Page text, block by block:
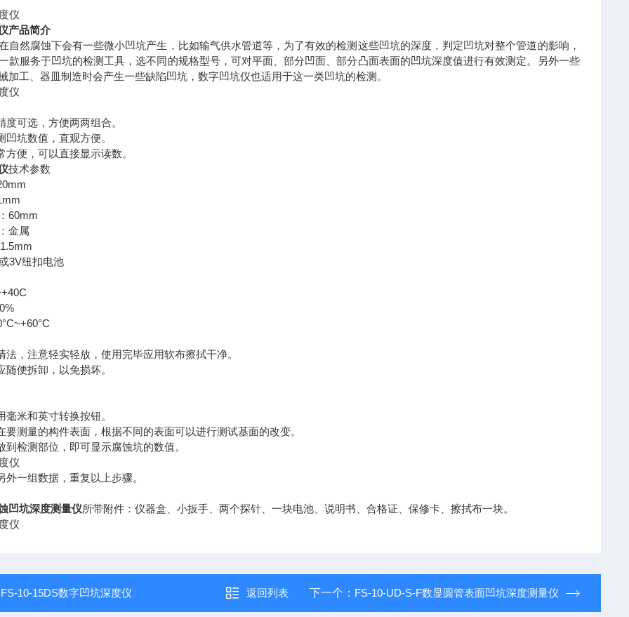
产品简介
自然腐蚀下会有一些微小凹坑产生，比如输气供水管道等，为了有效的检测这些凹坑的深度，判定凹坑对整个管道的影响，
款服务于凹坑的检测工具，选不同的规格型号，可对平面、部分凹面、部分凸面表面的凹坑深度值进行有效测定。另外一些
加工、器皿制造时会产生一些缺陷凹坑，数字凹坑仪也适用于这一类凹坑的检测。
度可选，方便两两组合。
凹坑数值，直观方便。
方便，可以直接显示读数。
技术参数
60mm
金属
3V纽扣电池
法，注意轻实轻放，使用完毕应用软布擦拭干净。
随便拆卸，以免损坏。
毫米和英寸转换按钮。
要测量的构件表面，根据不同的表面可以进行测试基面的改变。
到检测部位，即可显示腐蚀坑的数值。
外一组数据，重复以上步骤。
凹坑深度测量仪所带附件：仪器盒、小扳手、两个探针、一块电池、说明书、合格证、保修卡、擦拭布一块。
FS-10-15DS数字凹坑深度仪 返回列表 下一个： FS-10-UD-S-F数显圆管表面凹坑深度测量仪